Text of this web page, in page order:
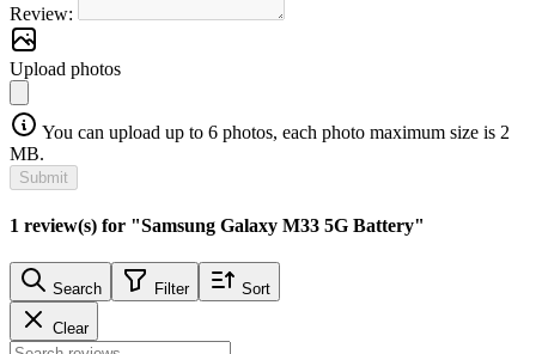
Review:
Upload photos
You can upload up to 6 photos, each photo maximum size is 2
MB.
Submit
1 review(s) for "Samsung Galaxy M33 5G Battery"
Search Filter Sort
Clear